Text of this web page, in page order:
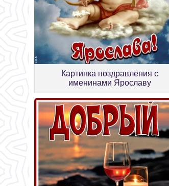
Картинка поздравления с
именинами Ярославу